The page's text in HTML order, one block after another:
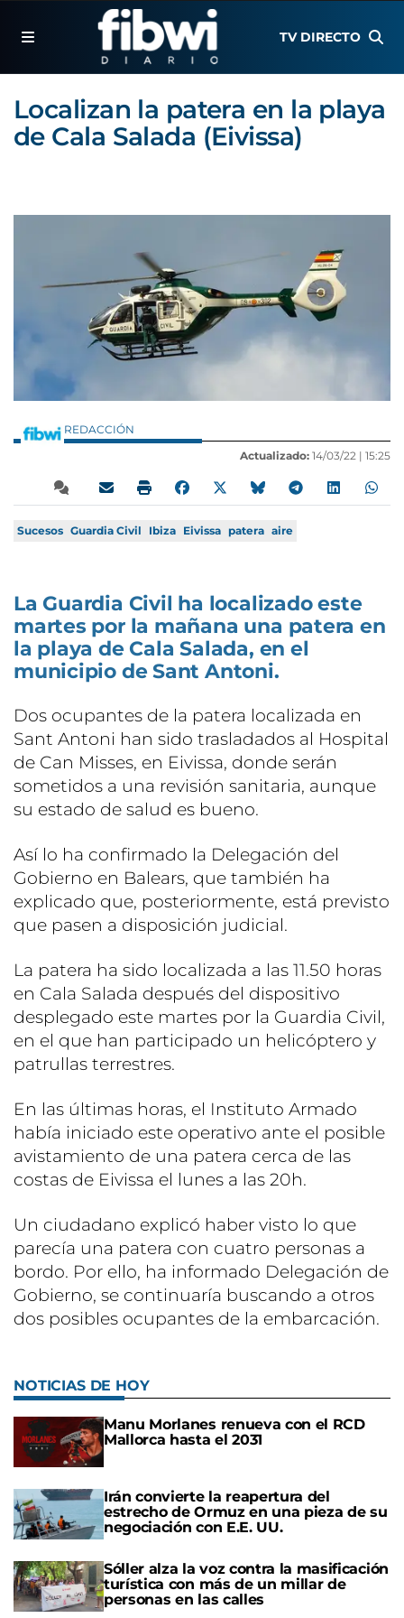
TV DIRECTO
Localizan la patera en la playa
de Cala Salada (Eivissa)
REDACCIÓN
Actualizado: 14/03/22 | 15:25
Sucesos Guardia Civil Ibiza Eivissa patera aire
La Guardia Civil ha localizado este
martes por la mañana una patera en
la playa de Cala Salada, en el
municipio de Sant Antoni.
Dos ocupantes de la patera localizada en
Sant Antoni han sido trasladados al Hospital
de Can Misses, en Eivissa, donde serán
sometidos a una revisión sanitaria, aunque
su estado de salud es bueno.
Así lo ha confirmado la Delegación del
Gobierno en Balears, que también ha
explicado que, posteriormente, está previsto
que pasen a disposición judicial.
La patera ha sido localizada a las 11.50 horas
en Cala Salada después del dispositivo
desplegado este martes por la Guardia Civil,
en el que han participado un helicóptero y
patrullas terrestres.
En las últimas horas, el Instituto Armado
había iniciado este operativo ante el posible
avistamiento de una patera cerca de las
costas de Eivissa el lunes a las 20h.
Un ciudadano explicó haber visto lo que
parecía una patera con cuatro personas a
bordo. Por ello, ha informado Delegación de
Gobierno, se continuaría buscando a otros
dos posibles ocupantes de la embarcación.
NOTICIAS DE HOY
Manu Morlanes renueva con el RCD
Mallorca hasta el 2031
Irán convierte la reapertura del
estrecho de Ormuz en una pieza de su
negociación con E.E. UU.
Sóller alza la voz contra la masificación
turística con más de un millar de
personas en las calles